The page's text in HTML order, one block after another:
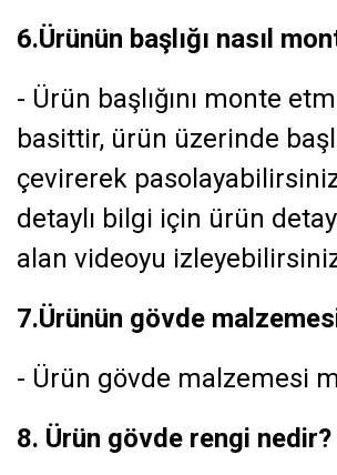
6.Ürünün başlığı nasıl
- Ürün başlığını monte
basittir, ürün üzerinde
çevirerek
detaylı bilgi için ürün
alan videoyu
7.Ürünün gövde
- Ürün gövde malzemesi
8. Ürün gövde rengi nedir?